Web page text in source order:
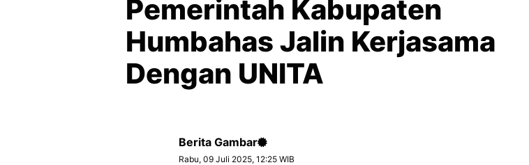
Pemerintah Kabupaten
Humbahas Jalin Kerjasama
Dengan UNITA
Berita Gambar
Rabu, 09 Juli 2025, 12:25 WIB